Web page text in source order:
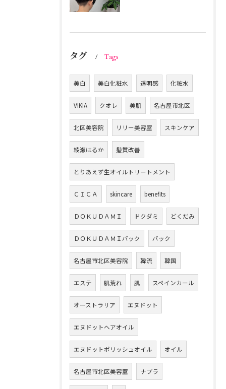
タグ Tags
美白 美白化粧水 透明感 化粧水
VIKIA クオレ 美肌 名古屋市北区
北区美容院 リリー美容室 スキンケア
綾瀬はるか 髪質改善
とりあえず生オイルトリートメント
ＣＩＣＡ skincare benefits
ＤＯＫＵＤＡＭＩ ドクダミ どくだみ
ＤＯＫＵＤＡＭＩパック パック
名古屋市北区美容院 韓流 韓国
エステ 肌荒れ 肌 スペインカール
オーストラリア エヌドット
エヌドットヘアオイル
エヌドットポリッシュオイル オイル
名古屋市北区美容室 ナプラ